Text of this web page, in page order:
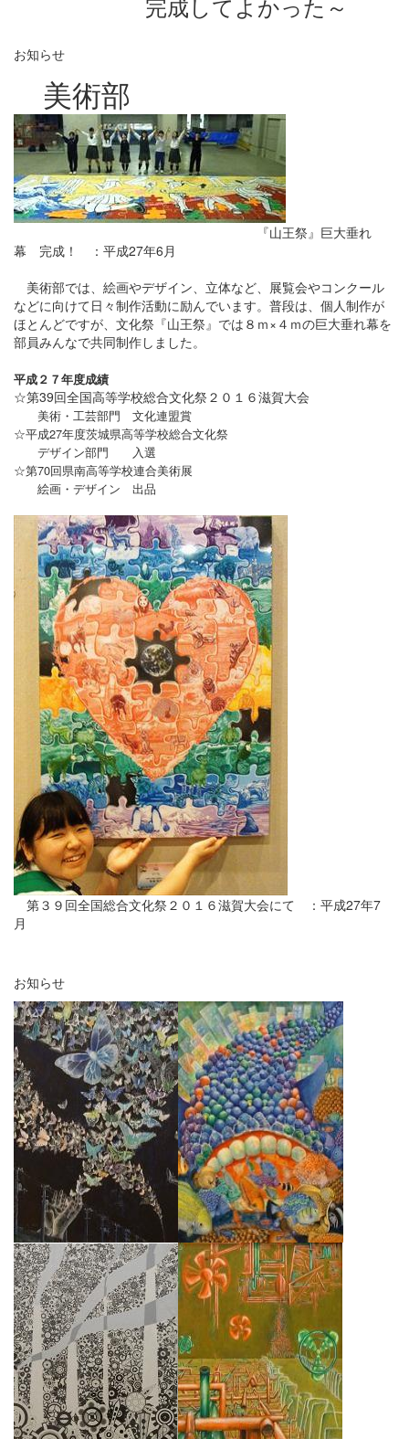
お知らせ
美術部
『山王祭』巨大垂れ
幕 完成！ ：平成27年6月
美術部では、絵画やデザイン、立体など、展覧会やコンクール
などに向けて日々制作活動に励んでいます。普段は、個人制作が
ほとんどですが、文化祭『山王祭』では８ｍ×４ｍの巨大垂れ幕を
部員みんなで共同制作しました。
平成２７年度成績
☆第39回全国高等学校総合文化祭２０１６滋賀大会
美術・工芸部門 文化連盟賞
☆平成27年度茨城県高等学校総合文化祭
デザイン部門 入選
☆第70回県南高等学校連合美術展
絵画・デザイン 出品
第３９回全国総合文化祭２０１６滋賀大会にて ：平成27年7
月
お知らせ